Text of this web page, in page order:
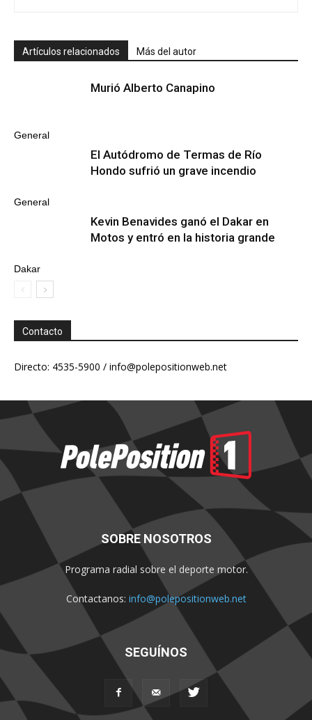
Artículos relacionados Más del autor
General
Murió Alberto Canapino
General
El Autódromo de Termas de Río
Hondo sufrió un grave incendio
Dakar
Kevin Benavides ganó el Dakar en
Motos y entró en la historia grande
Contacto
Directo: 4535-5900 / info@polepositionweb.net
SOBRE NOSOTROS
Programa radial sobre el deporte motor.
Contactanos: info@polepositionweb.net
SEGUÍNOS